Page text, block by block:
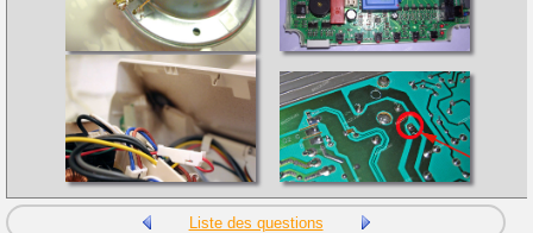
Liste des questions